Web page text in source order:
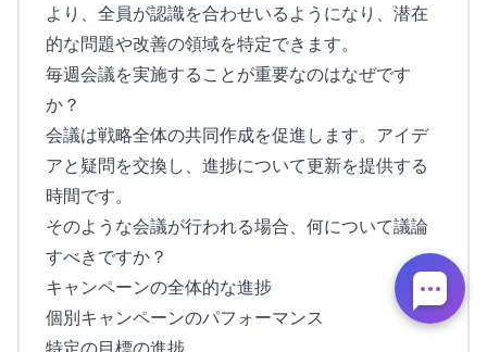
より、全員が認識を合わせいるようになり、潜在
的な問題や改善の領域を特定できます。
毎週会議を実施することが重要なのはなぜです
か？
会議は戦略全体の共同作成を促進します。アイデ
アと疑問を交換し、進捗について更新を提供する
時間です。
そのような会議が行われる場合、何について議論
すべきですか？
キャンペーンの全体的な進捗
個別キャンペーンのパフォーマンス
特定の目標の進捗